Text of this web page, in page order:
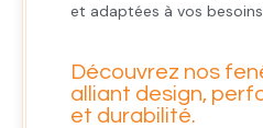
et adaptées à vos
Découvrez nos
alliant design,
et durabilité.